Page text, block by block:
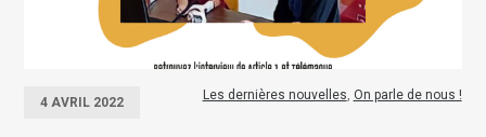
4 AVRIL 2022 Les dernières nouvelles, On parle de nous !